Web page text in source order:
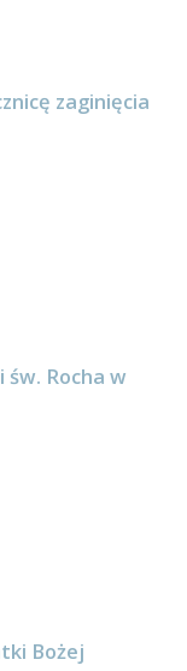
zaginięcia
św. Rocha w
Bożej